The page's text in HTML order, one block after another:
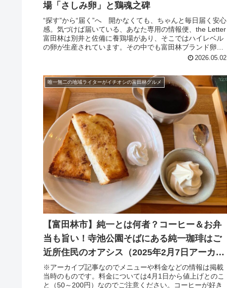
場「さしみ卵」と鶏魂之碑
“探す”から“届く”へ 開かなくても、ちゃんと毎日届く安心
感。気づけば届いている、あなた専用の情報便、the Letter
富田林は別井と佐備に養鶏場があり、そこではハイレベル
の卵が生産されています。その中でも富田林ブランド卵が
2026.05.02
唯一無二の地域ライターがイチオシの富田林グルメ
【富田林市】純一とは何者？コーヒー＆お弁
当も旨い！寺池公園そばにある純一珈琲はご
近所住民のオアシス（2025年2月7日アーカイ
ブ記事）
※アーカイブ記事なのでメニューや料金などの情報は掲載
当時のものです。料金については4月1日から値上げとのこ
と（50～200円）なのでご注意ください。コーヒーが好き